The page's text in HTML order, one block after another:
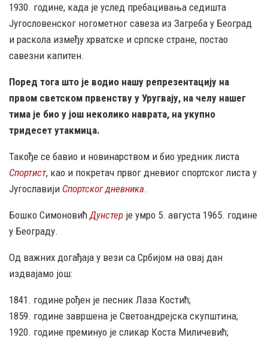
1930. године, када је услед пребацивања седишта
Југословенског ногометног савеза из Загреба у Београд
и раскола између хрватске и српске стране, постао
савезни капитен.
Поред тога што је водио нашу репрезентацију на
првом светском првенству у Уругвају, на челу нашег
тима је био у још неколико наврата, на укупно
тридесет утакмица.
Такође се бавио и новинарством и био уредник листа
Спортист, као и покретач првог дневиог спортског листа у
Југославији Спортског дневника.
Бошко Симоновић Дунстер је умро 5. августа 1965. године
у Београду.
Од важних догађаја у вези са Србијом на овај дан
издвајамо још:
1841. године рођен је песник Лаза Костић;
1859. године завршена је Светоандрејска скупштина;
1920. године преминуо је сликар Коста Миличевић;